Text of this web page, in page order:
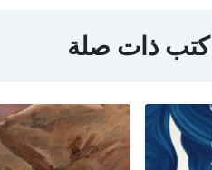
كتب ذات صلة